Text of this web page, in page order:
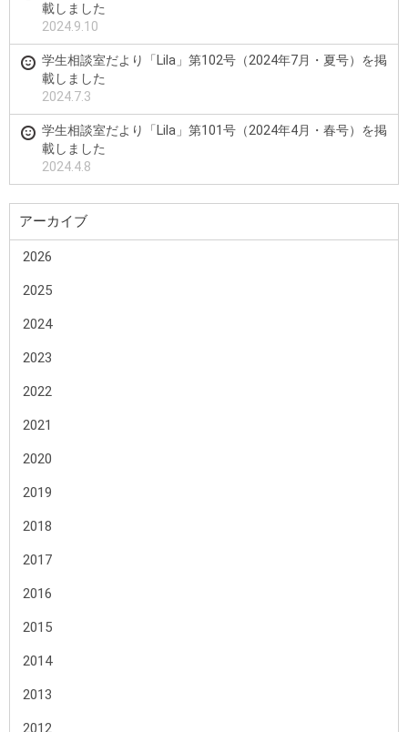
載しました
2024.9.10
学生相談室だより「Lila」第102号（2024年7月・夏号）を掲
載しました
2024.7.3
学生相談室だより「Lila」第101号（2024年4月・春号）を掲
載しました
2024.4.8
アーカイブ
2026
2025
2024
2023
2022
2021
2020
2019
2018
2017
2016
2015
2014
2013
2012